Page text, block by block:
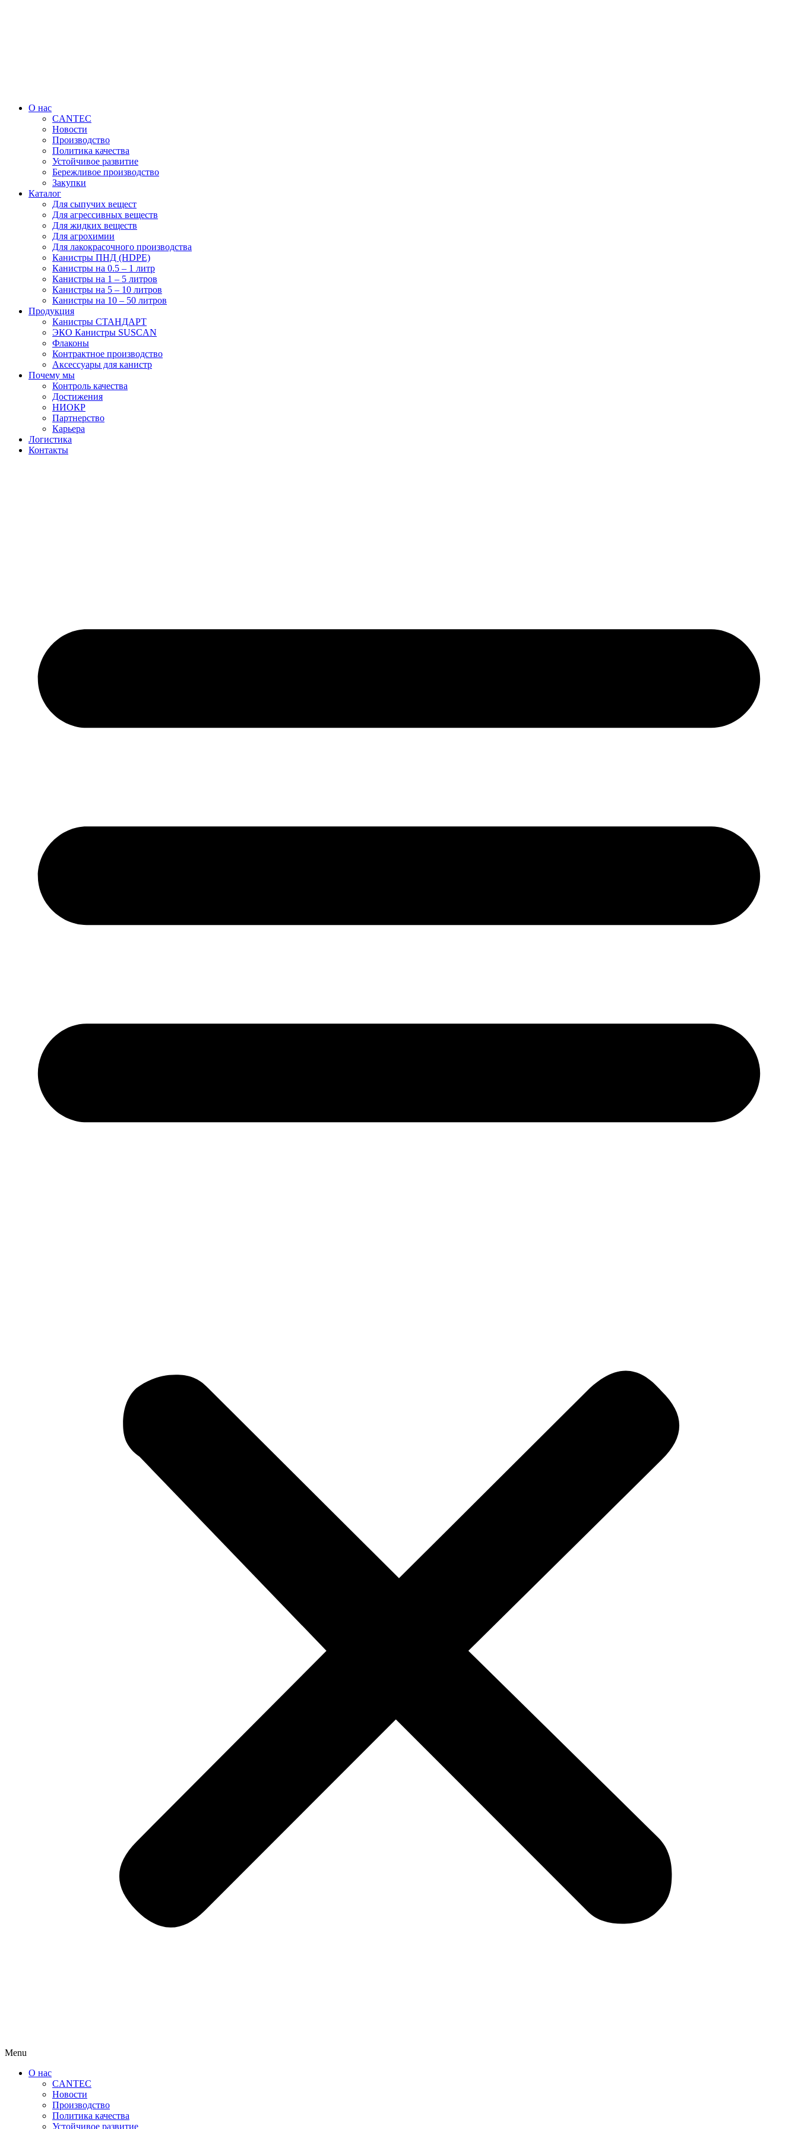
О нас
CANTEC
Новости
Производство
Политика качества
Устойчивое развитие
Бережливое производство
Закупки
Каталог
Для сыпучих вещест
Для агрессивных веществ
Для жидких веществ
Для агрохимии
Для лакокрасочного производства
Канистры ПНД (HDPE)
Канистры на 0.5 – 1 литр
Канистры на 1 – 5 литров
Канистры на 5 – 10 литров
Канистры на 10 – 50 литров
Продукция
Канистры СТАНДАРТ
ЭКО Канистры SUSCAN
Флаконы
Контрактное производство
Аксессуары для канистр
Почему мы
Контроль качества
Достижения
НИОКР
Партнерство
Карьера
Логистика
Контакты
Menu
О нас
CANTEC
Новости
Производство
Политика качества
Устойчивое развитие